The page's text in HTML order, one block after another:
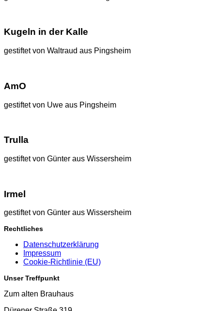
Kugeln in der Kalle
gestiftet von Waltraud aus Pingsheim
AmO
gestiftet von Uwe aus Pingsheim
Trulla
gestiftet von Günter aus Wissersheim
Irmel
gestiftet von Günter aus Wissersheim
Rechtliches
Datenschutzerklärung
Impressum
Cookie-Richtlinie (EU)
Unser Treffpunkt
Zum alten Brauhaus